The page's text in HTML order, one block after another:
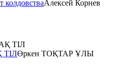
колдовстваАлексей Корнев
ТІЛӨркен ТОҚТАР ҰЛЫ